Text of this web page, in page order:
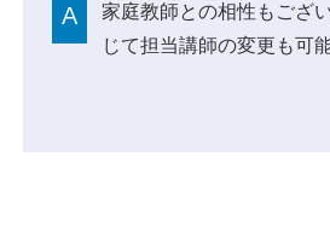
A
家庭教師との相性もござ
じて担当講師の変更も可